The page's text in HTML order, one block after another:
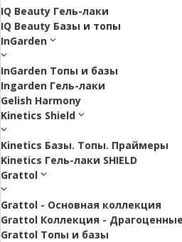
IQ Beauty Гель-лаки
IQ Beauty Базы и топы
InGarden
InGarden Топы и базы
Ingarden Гель-лаки
Gelish Harmony
Kinetics Shield
Kinetics Базы. Топы. Праймеры
Kinetics Гель-лаки SHIELD
Grattol
Grattol - Oснoвнaя коллекция
Grattol Коллекция -
Grattol Топы и базы